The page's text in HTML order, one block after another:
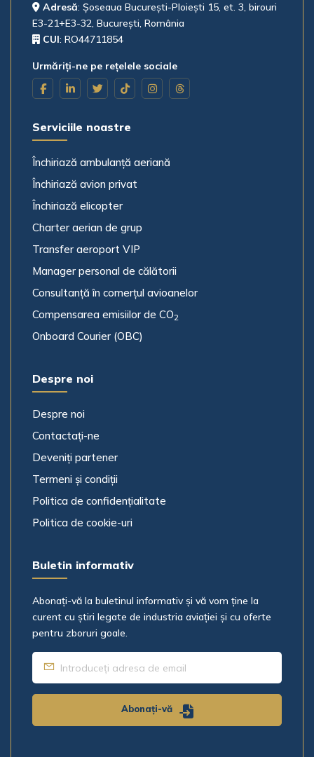
Nume și prenume
Adresă email
Cum ne-ați descoperit?
Alegeți o opțiune
Dată zbor
-
Informații și/sau solicitări suplimentare
Informațiile dumneavoastră vor fi păstrate private și
Adresă: Șoseaua București-Ploiești 15, et. 3, birouri
E3-21+E3-32, București, România
CUI: RO44711854
Urmăriți-ne pe rețelele sociale
Serviciile noastre
Închiriază ambulanță aeriană
Închiriază avion privat
Închiriază elicopter
Charter aerian de grup
Transfer aeroport VIP
Manager personal de călătorii
Consultanță în comerțul avioanelor
Compensarea emisiilor de CO2
Onboard Courier (OBC)
Despre noi
Despre noi
Contactați-ne
Deveniți partener
Termeni și condiții
Politica de confidențialitate
Politica de cookie-uri
Buletin informativ
Abonați-vă la buletinul informativ și vă vom ține la
curent cu știri legate de industria aviației și cu oferte
pentru zboruri goale.
Abonați-vă